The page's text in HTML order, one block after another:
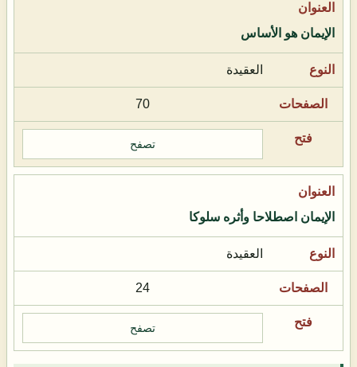
الإيمان هو الأساس
العقيدة
70
تصفح
الإيمان اصطلاحا وأثره سلوكا
العقيدة
24
تصفح